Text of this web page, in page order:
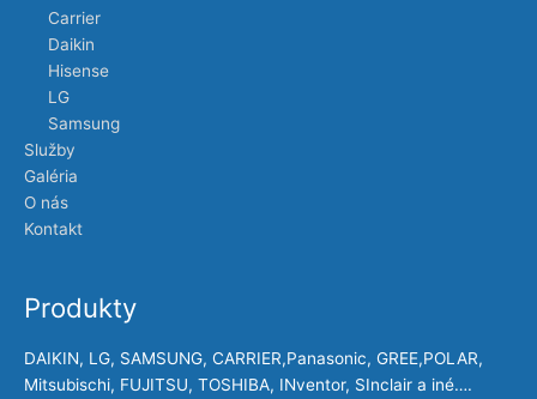
Carrier
Daikin
Hisense
LG
Samsung
Služby
Galéria
O nás
Kontakt
Produkty
DAIKIN, LG, SAMSUNG, CARRIER,Panasonic, GREE,POLAR,
Mitsubischi, FUJITSU, TOSHIBA, INventor, SInclair a iné….